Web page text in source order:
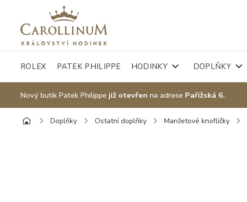
ROLEX PATEK PHILIPPE HODINKY DOPLŇKY
Nový butik Patek Philippe již otevřen na adrese Pařížská 6.
Doplňky Ostatní doplňky Manžetové knoflíčky